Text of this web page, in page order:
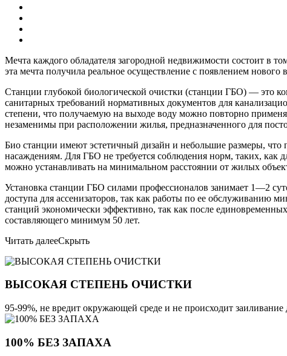
Мечта каждого обладателя загородной недвижимости состоит в
эта мечта получила реальное осуществление с появлением
Станции глубокой биологической очистки (станции ГБО) — это
санитарных требований нормативных документов для
степени, что получаемую на выходе воду можно повторно
незаменимы при расположении жилья, предназначенного для
Био станции имеют эстетичный дизайн и небольшие размеры,
насаждениям. Для ГБО не требуется соблюдения норм, таких, как
можно устанавливать на минимальном расстоянии от жилых
Установка станции ГБО силами профессионалов занимает 1—2
доступа для ассенизаторов, так как работы по ее обслуживанию
станций экономически эффективно, так как после
составляющего минимум 50 лет.
Читать далееСкрыть
ВЫСОКАЯ СТЕПЕНЬ ОЧИСТКИ
95-99%, не вредит окружающей среде и не происходит заиливание
100% БЕЗ ЗАПАХА